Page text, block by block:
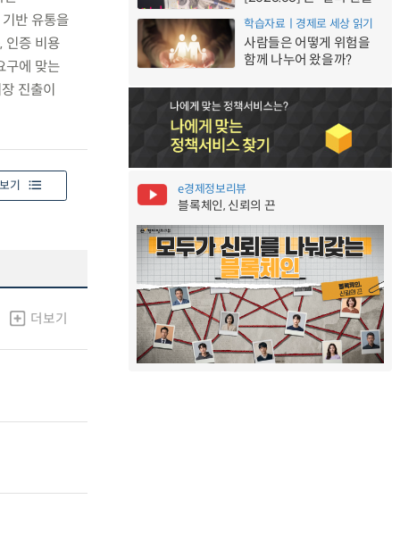
반 유통을
인증 비용
구에 맞는
진출이
기
더보기
학습자료ㅣ경제로 세상 읽기
사람들은 어떻게 위험을
함께 나누어 왔을까?
e경제정보리뷰
블록체인, 신뢰의 끈